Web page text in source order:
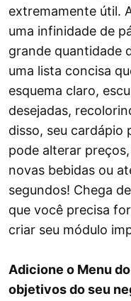
extremamente útil.
uma infinidade de
grande quantidade
uma lista concisa
esquema claro,
desejadas,
disso, seu cardápio
pode alterar
novas bebidas ou
segundos! Chega
que você precisa
criar seu módulo
Adicione o Menu
objetivos do seu